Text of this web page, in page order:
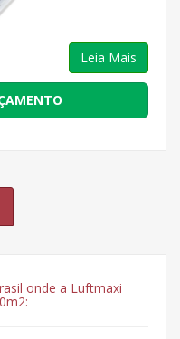
Leia Mais
onde a Luftmaxi